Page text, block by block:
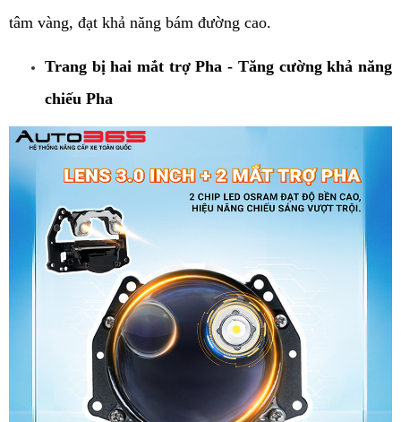
tâm vàng, đạt khả năng bám đường cao.
Trang bị hai mắt trợ Pha - Tăng cường khả năng
chiếu Pha